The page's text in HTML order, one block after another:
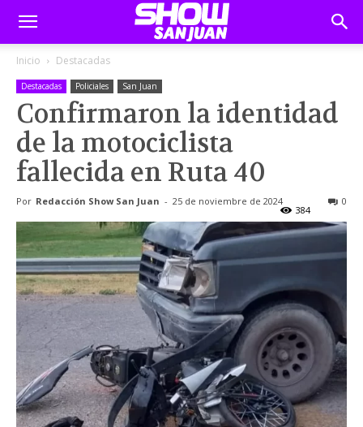
Inicio Destacadas
Destacadas Policiales San Juan
Confirmaron la identidad
de la motociclista
fallecida en Ruta 40
Por Redacción Show San Juan - 25 de noviembre de 2024 0
384